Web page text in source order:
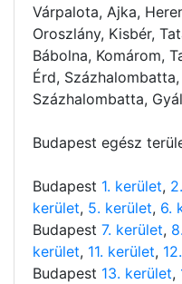
Várpalota, Ajka,
Oroszlány, Kisbér,
Bábolna, Komárom,
Érd,
Százhalombatta, Gyál
Budapest egész
Budapest 1. kerület,
kerület, 5. kerület, 6.
Budapest 7. kerület,
kerület, 11. kerület,
Budapest 13. kerület,